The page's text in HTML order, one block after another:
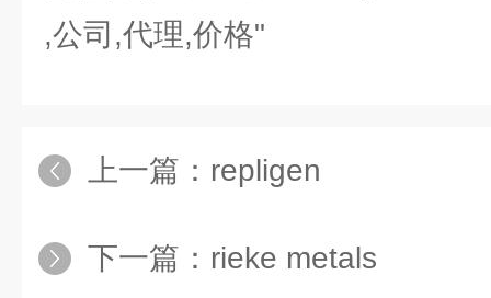
,公司,代理,价格"
上一篇： repligen
下一篇： rieke metals